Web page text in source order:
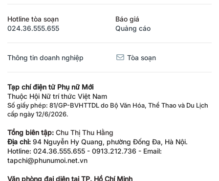
Hotline tòa soạn
024.36.555.655
Báo giá
Quảng cáo
Thông tin doanh nghiệp Tòa soạn
Tạp chí điện tử Phụ nữ Mới
Thuộc Hội Nữ trí thức Việt Nam
Số giấy phép: 81/GP-BVHTTDL do Bộ Văn Hóa, Thể Thao và Du Lịch
cấp ngày 12/6/2026.
Tổng biên tập: Chu Thị Thu Hằng
Địa chỉ: 94 Nguyễn Hy Quang, phường Đống Đa, Hà Nội.
Hotline: 024.36.555.655 - 0913.212.736 - Email:
tapchi@phunumoi.net.vn
Văn phòng đại diện tại TP. Hồ Chí Minh